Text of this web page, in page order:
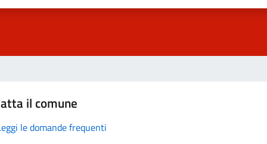
il comune
le domande frequenti